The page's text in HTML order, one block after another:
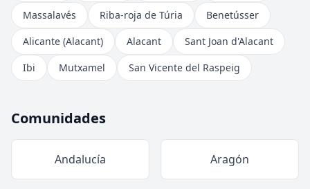
Massalavés
Riba-roja de Túria
Benetússer
Alicante (Alacant)
Alacant
Sant Joan d'Alacant
Ibi
Mutxamel San Vicente del Raspeig
Comunidades
Andalucía Aragón